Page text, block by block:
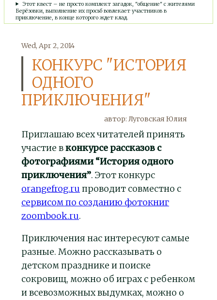
Этот квест – не просто комплект загадок, "общение" с жителями
Берёзовки, выполнение их просьб вовлекает участников в
приключение, в конце которого ждет клад.
Wed, Apr 2, 2014
КОНКУРС "ИСТОРИЯ
ОДНОГО
ПРИКЛЮЧЕНИЯ"
автор: Луговская Юлия
Приглашаю всех читателей принять
участие вконкурсе рассказов с
фотографиями “История одного
приключения”. Этот конкурс
orangefrog.ru проводит совместно с
сервисом по созданию фотокниг
zoombook.ru.
Приключения нас интересуют самые
разные. Можно рассказывать о
детском празднике и поиске
сокровищ, можно об играх с ребенком
и всевозможных выдумках, можно о